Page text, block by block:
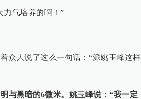
力气培养的啊！”
众人说了这么一句话：“派姚玉峰这样
与黑暗的6微米。姚玉峰说：“我一定